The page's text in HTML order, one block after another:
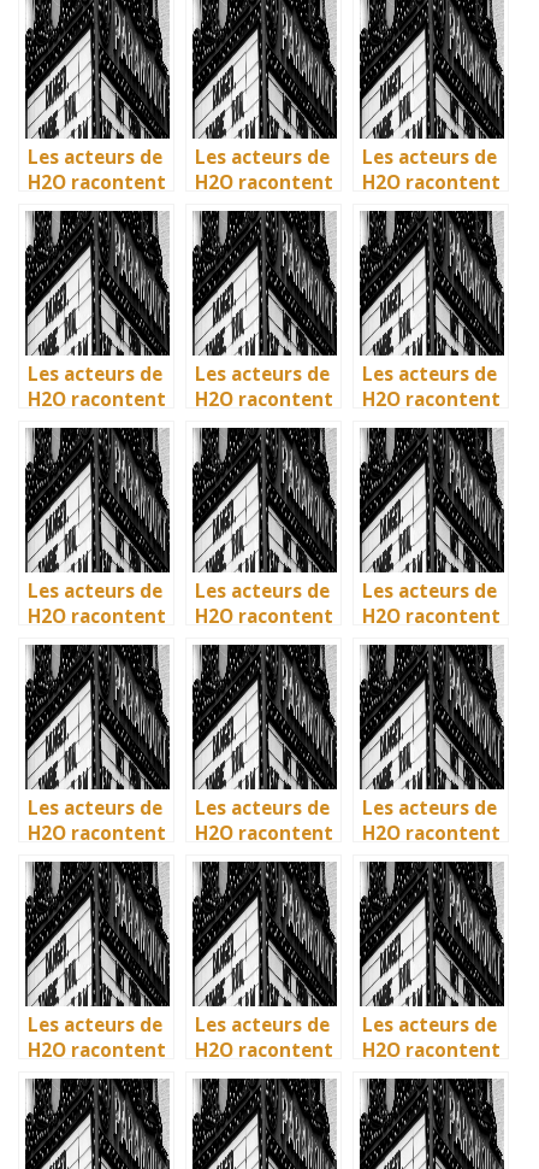
comédien
à regarder le
soir ?
actualites sur
les films?
Les acteurs de
H2O racontent
: comment l’ile
de Mako a pris
vie en
Australie
Les acteurs de
H2O racontent
: comment l’ile
de Mako a pris
vie en
Australie
Les acteurs de
H2O racontent
: comment l’ile
de Mako a pris
vie en
Australie
Les acteurs de
H2O racontent
: comment l’ile
de Mako a pris
vie en
Australie
Les acteurs de
H2O racontent
: comment l’ile
de Mako a pris
vie en
Australie
Les acteurs de
H2O racontent
: comment l’ile
de Mako a pris
vie en
Australie
Les acteurs de
H2O racontent
: comment l’ile
de Mako a pris
vie en
Australie
Les acteurs de
H2O racontent
: comment l’île
de Mako a pris
vie en
Australie
Les acteurs de
H2O racontent
: comment l’île
de Mako a pris
vie en
Australie
Les acteurs de
H2O racontent
: comment l’île
de Mako a pris
vie en
Australie
Les acteurs de
H2O racontent
: comment l’île
de Mako a pris
vie en
Australie
Les acteurs de
H2O racontent
: comment l’île
de Mako a pris
vie en
Australie
Les acteurs de
H2O racontent
: comment l’île
de Mako a pris
vie en
Australie
Les acteurs de
H2O racontent
: comment l’île
de Mako a pris
vie en
Australie
Les acteurs de
H2O racontent
: comment l’île
de Mako a pris
vie en
Australie